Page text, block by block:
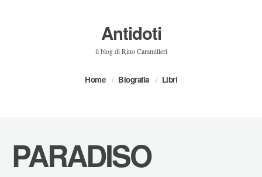
Antidoti
il blog di Rino Cammilleri
Home Biografia Libri
PARADISO